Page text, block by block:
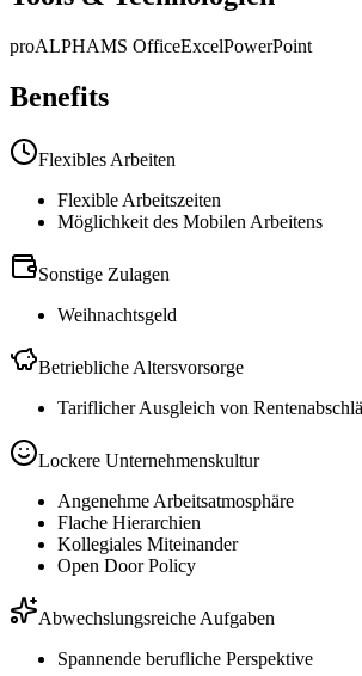
proALPHAMS OfficeExcelPowerPoint
Benefits
Flexibles Arbeiten
Flexible Arbeitszeiten
Möglichkeit des Mobilen Arbeitens
Sonstige Zulagen
Weihnachtsgeld
Betriebliche Altersvorsorge
Tariflicher Ausgleich von
Lockere Unternehmenskultur
Angenehme Arbeitsatmosphäre
Flache Hierarchien
Kollegiales Miteinander
Open Door Policy
Abwechslungsreiche Aufgaben
Spannende berufliche Perspektive